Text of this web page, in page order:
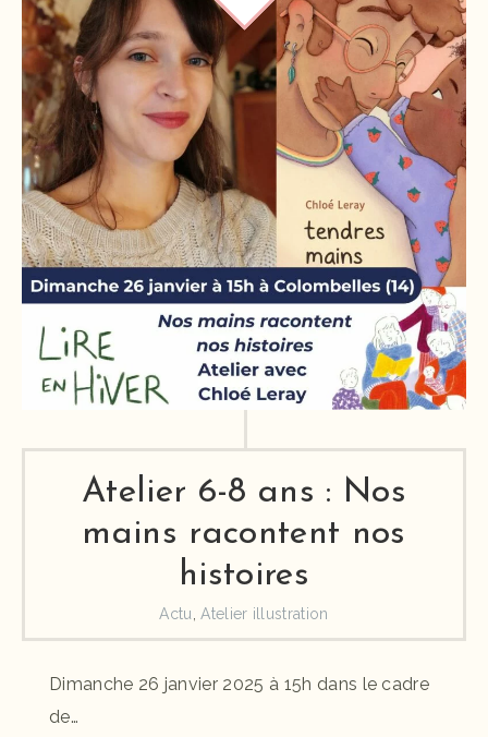
Atelier 6-8 ans : Nos
mains racontent nos
histoires
Actu ,Atelier illustration
Dimanche 26 janvier 2025 à 15h dans le cadre
de…